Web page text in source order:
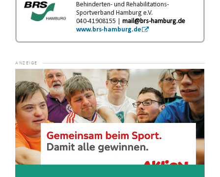
Behinderten- und Rehabilitations-
Sportverband Hamburg e.V.
040-41908155 |mail@brs-hamburg.de
www.brs-hamburg.de
Player